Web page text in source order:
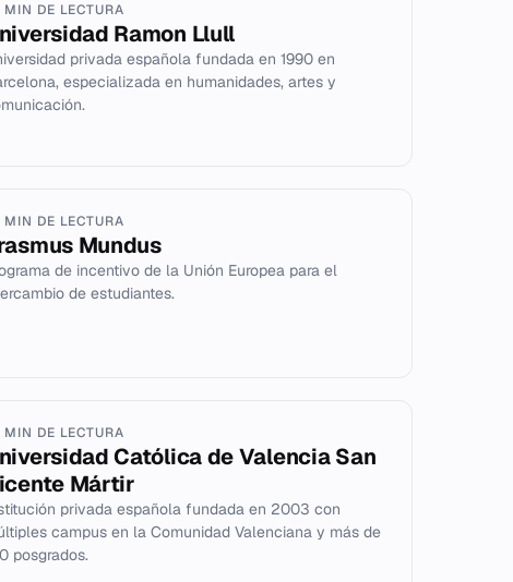
MIN DE LECTURA
Ramon Llull
privada española fundada en 1990 en
especializada en humanidades, artes y
MIN DE LECTURA
Mundus
de incentivo de la Unión Europea para el
de estudiantes.
MIN DE LECTURA
Católica de Valencia San
Mártir
privada española fundada en 2003 con
campus en la Comunidad Valenciana y más de
posgrados.